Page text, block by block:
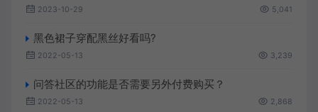
2023-10-29 5,041
黑色裙子穿配黑丝好看吗?
2022-05-13 3,239
问答社区的功能是否需要另外付费购买？
2022-05-13 2,868